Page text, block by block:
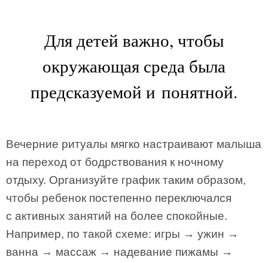
Для детей важно, чтобы
окружающая среда была
предсказуемой и понятной.
Вечерние ритуалы мягко настраивают малыша
на переход от бодрствования к ночному
отдыху. Организуйте график таким образом,
чтобы ребенок постепенно переключался
с активных занятий на более спокойные.
Например, по такой схеме: игры → ужин →
ванна → массаж → надевание пижамы →